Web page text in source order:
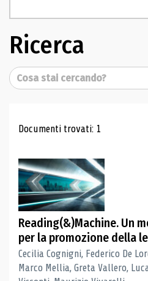
Ricerca
Cerca
Risultati di
Documenti trovati: 1
Reading(&)Machine. Un
per la promozione della
Cecilia Cognigni, Federico De
Marco Mellia, Greta Vallero,